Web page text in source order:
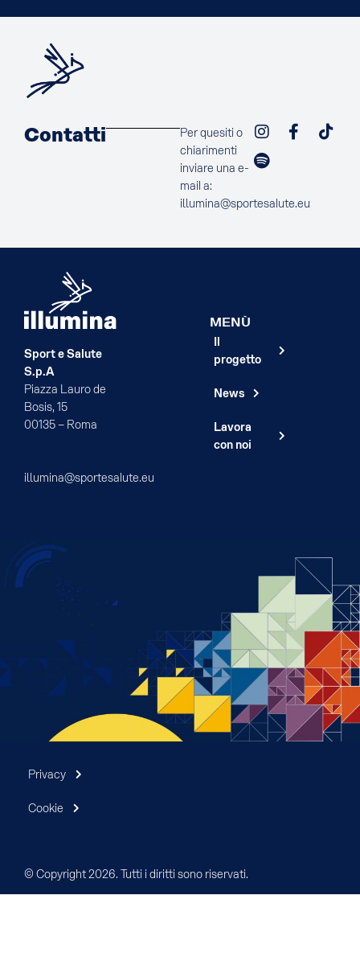
Contatti
Per quesiti o
chiarimenti
inviare una e-
mail a:
illumina@sportesalute.eu
Sport e Salute
S.p.A
Piazza Lauro de
Bosis, 15
00135 – Roma
illumina@sportesalute.eu
MENÙ
Il
progetto
News
Lavora
con noi
© Copyright 2026. Tutti i diritti sono riservati.
Privacy
Cookie